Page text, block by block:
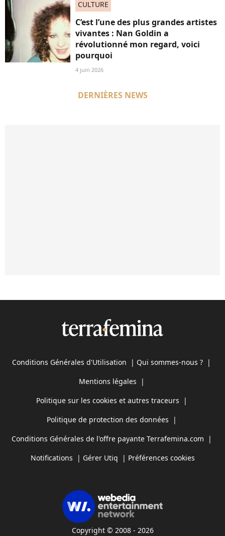
CULTURE
C’est l’une des plus grandes artistes
vivantes : Nan Goldin a
révolutionné mon regard, voici
pourquoi
4 juin 2026
DERNIÈRES NEWS
Conditions Générales d'Utilisation | Qui sommes-nous ? |
Mentions légales |
Politique sur les cookies et autres traceurs |
Politique de protection des données |
Conditions Générales de l'offre payante Terrafemina.com |
Notifications | Gérer Utiq | Préférences cookies
Copyright © 2008 - 2026